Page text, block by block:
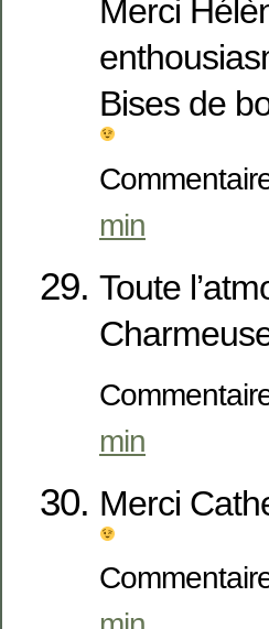
Merci
Bises de
min
Toute
min
Merci